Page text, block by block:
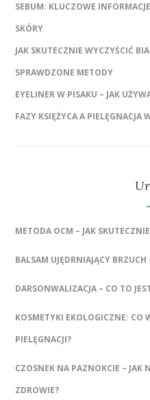
SEBUM: KLUCZOWE
SKÓRY
JAK SKUTECZNIE WYCZYŚCIĆ
SPRAWDZONE METODY
EYELINER W PISAKU – JAK
FAZY KSIĘŻYCA A PIELĘGNACJA
METODA OCM – JAK
BALSAM UJĘDRNIAJĄCY
DARSONWALIZACJA – CO TO
KOSMETYKI EKOLOGICZNE: CO
PIELĘGNACJI?
CZOSNEK NA PAZNOKCIE – JAK
ZDROWIE?